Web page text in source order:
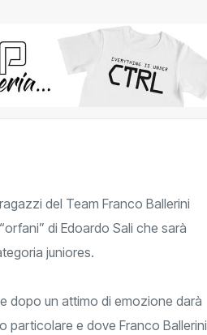
del Team Franco Ballerini
di Edoardo Sali che sarà
juniores.
dopo un attimo di emozione darà
particolare e dove Franco Ballerini